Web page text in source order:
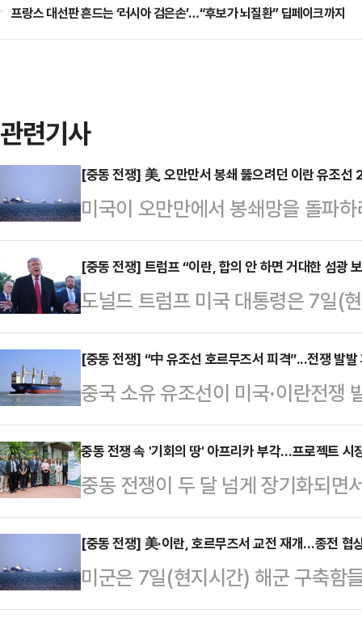
프랑스 대선판 흔드는 ‘러시아 검은손’…“후보가 뇌질환” 딥페이크까지
관련기사
[중동 전쟁] 美, 오만만서 봉쇄 뚫으려던 이란 유조선
미국이 오만만에서 봉쇄망을 돌파
이터통신이 8일(현지시간) 보도했
다고 로이터는 전했다. 전날 미국과
다. 양국은 휴전을 유지하고 있지
미 중부사령부는 "이란 국적의 유조
려 했다. 이는 현재 진행 중인 대이
W 부시 항공모함에서 출격한 전투
사해 이들 선박을 무력…
[중동 전쟁] 트럼프 “이란, 합의 안 하면 거대한 섬광
도널드 트럼프 미국 대통령은 7일(
서명하지 않으면 거대한 섬광이 솟
을 놨다.뉴욕타임스(NYT)에 따르
컨기념관 보수공사 현장을 방문한
있다”며 “이란은 내가 원하는 것보
장했다. 이날 미·이란이 호르무즈
문제가 없다는 뜻으로 해석된다.그
라고 평가절하한 뒤 “…
[중동 전쟁] “中 유조선 호르무즈서 피격”...전쟁 발발
중국 소유 유조선이 미국·이란전쟁
해역에서 공격 받은 사실이 뒤늦게
발·화재가 발생한 지점과 시점이
라는 관측이 나온다.7일 중국 경제
한 대형 석유제품 운반선 한 척이
트(UAE) 외해에서 공격을 받았다.
선박에는 ‘중국 선주 및 선원
중동 전쟁 속 '기회의 땅' 아프리카 부각…프로젝트 시
중동 전쟁이 두 달 넘게 장기화되면
눈을 돌리고 있다. 중동의 지정학적
에너지 공급처로서 아프리카의 전
일 대한무역투자진흥공사
비아, 앙골라 등 아프리카 산유국들
[중동 전쟁] 美·이란, 호르무즈서 교전 재개…종전 협
미군은 7일(현지시간) 해군 구축함
향하던 중 이란의 무분별한 공격을